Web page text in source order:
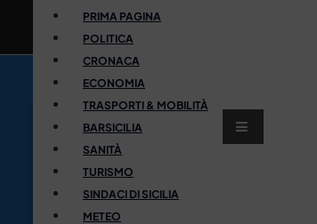
PRIMA PAGINA
POLITICA
CRONACA
ECONOMIA
TRASPORTI & MOBILITÀ
BARSICILIA
SANITÀ
TURISMO
SINDACI DI SICILIA
METEO